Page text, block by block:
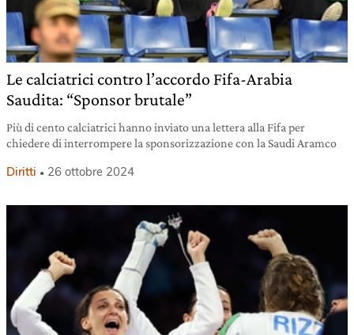
Le calciatrici contro l’accordo Fifa-Arabia
Saudita: “Sponsor brutale”
Più di cento calciatrici hanno inviato una lettera alla Fifa per
chiedere di interrompere la sponsorizzazione con la Saudi Aramco
Diritti 26 ottobre 2024